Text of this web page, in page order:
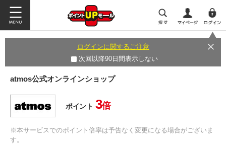
ログインに関するご注意
次回以降90日間表示しない
atmos公式オンラインショップ
ポイント 3倍
※本サービスでのポイント倍率は予告なく変更になる場合がございま
す。